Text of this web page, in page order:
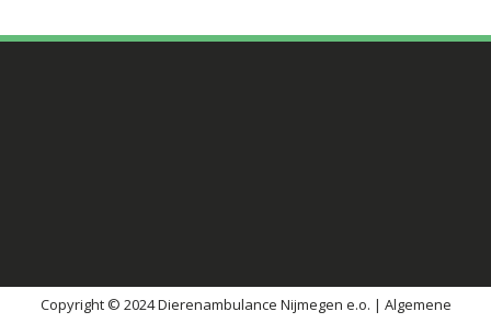
Copyright © 2024 Dierenambulance Nijmegen e.o. | Algemene